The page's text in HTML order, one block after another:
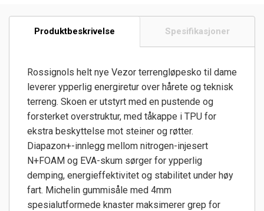
Produktbeskrivelse Spesifikasjoner
Rossignols helt nye Vezor terrengløpesko til dame
leverer ypperlig energiretur over hårete og teknisk
terreng. Skoen er utstyrt med en pustende og
forsterket overstruktur, med tåkappe i TPU for
ekstra beskyttelse mot steiner og røtter.
Diapazon+-innlegg mellom nitrogen-injesert
N+FOAM og EVA-skum sørger for ypperlig
demping, energieffektivitet og stabilitet under høy
fart. Michelin gummisåle med 4mm
spesialutformede knaster maksimerer grep for